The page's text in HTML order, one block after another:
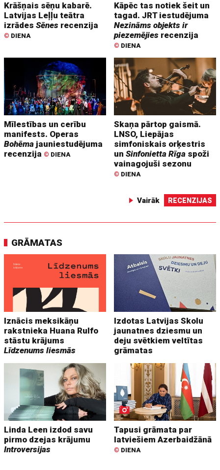
Krāšņais sēņu kabarē.
Latvijas Leļļu teātra
izrādesSēnes recenzija
© DIENA
Kāpēc tas notiek šeit un
tagad. JRT iestudējuma
Nezināms objekts ir
piezemējies recenzija
© DIENA
Mīlestības un cerību
manifests. Operas
Bohēma jauniestudējuma
recenzija © DIENA
Skaņa pārtop gaismā.
LNSO, Liepājas
simfoniskais orķestris
unSinfonietta Rīga spoži
vainagojuši sezonu
© DIENA
Vairāk RECENZIJAS
GRĀMATAS
Iznācis meksikāņu
rakstnieka Huana Rulfo
stāstu krājums
Līdzenums liesmās
Izdotas Latvijas Skolu
jaunatnes dziesmu un
deju svētkiem veltītas
grāmatas
Linda Leen izdod savu
pirmo dzejas krājumu
Introversijas
Tapusi grāmata par
latviešiem Azerbaidžānā
© DIENA